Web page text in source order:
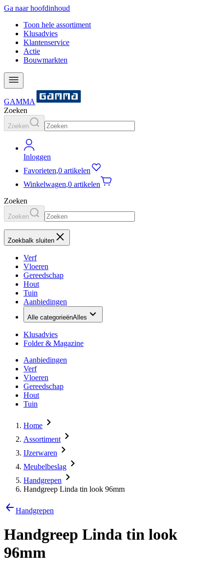
Ga naar hoofdinhoud
Toon hele assortiment
Klusadvies
Klantenservice
Actie
Bouwmarkten
GAMMA
Zoeken
Zoeken
Inloggen
Favorieten,0 artikelen
Winkelwagen,0 artikelen
Zoeken
Zoeken
Zoekbalk sluiten
Verf
Vloeren
Gereedschap
Hout
Tuin
Aanbiedingen
Alle categorieënAlles
Klusadvies
Folder & Magazine
Aanbiedingen
Verf
Vloeren
Gereedschap
Hout
Tuin
Home
Assortiment
IJzerwaren
Meubelbeslag
Handgrepen
Handgreep Linda tin look 96mm
Handgrepen
Handgreep Linda tin look
96mm